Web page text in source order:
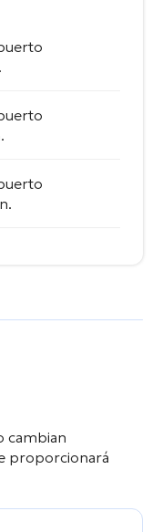
cambian
proporcionará